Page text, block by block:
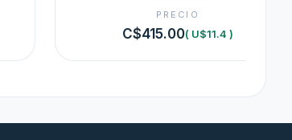
PRECIO
C$415.00( U$11.4 )